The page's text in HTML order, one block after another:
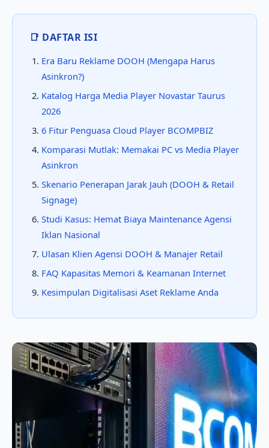
📑 DAFTAR ISI
Era Baru Reklame DOOH (Mengapa Harus
Asinkron?)
Katalog Harga Media Player Novastar Taurus
2026
6 Fitur Penguasa Cloud Player BCOMPBIZ
Komparasi Mutlak: Memakai PC vs Media Player
Asinkron
Skenario Penerapan Jarak Jauh (DOOH & Retail
Signage)
Studi Kasus: Hemat Biaya Maintenance Agensi
Iklan Nasional
Ulasan Klien Agensi DOOH & Manajer Retail
FAQ Kapasitas Memori & Keamanan Internet
Kesimpulan Digitalisasi Aset Reklame Anda